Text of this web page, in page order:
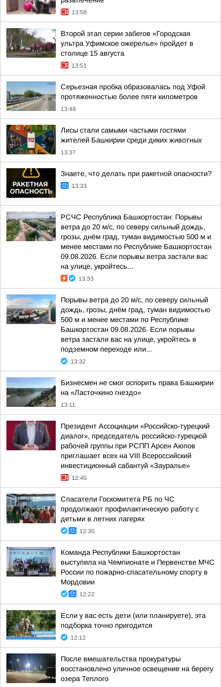
13:58
Второй этап серии забегов «Городская
ультра Уфимское ожерелье» пройдет в
столице 15 августа
13:51
Серьезная пробка образовалась под Уфой
протяженностью более пяти километров
13:48
Лисы стали самыми частыми гостями
жителей Башкирии среди диких животных
13:37
Знаете, что делать при ракетной опасности?
13:33
РСЧС Республика Башкортостан: Порывы
ветра до 20 м/с, по северу сильный дождь,
грозы, днём град, туман видимостью 500 м и
менее местами по Республике Башкортостан
09.08.2026. Если порывы ветра застали вас
на улице, укройтесь...
13:33
Порывы ветра до 20 м/с, по северу сильный
дождь, грозы, днём град, туман видимостью
500 м и менее местами по Республике
Башкортостан 09.08.2026. Если порывы
ветра застали вас на улице, укройтесь в
подземном переходе или...
13:32
Бизнесмен не смог оспорить права Башкирии
на «Ласточкино гнездо»
13:11
Президент Ассоциации «Российско-турецкий
диалог», председатель российско-турецкой
рабочей группы при РСПП Арсен Аюпов
приглашает всех на VIII Всероссийский
инвестиционный сабантуй «Зауралье»
12:40
Спасатели Госкомитета РБ по ЧС
продолжают профилактическую работу с
детьми в летних лагерях
12:30
Команда Республики Башкортостан
выступила на Чемпионате и Первенстве МЧС
России по пожарно-спасательному спорту в
Мордовии
12:22
Если у вас есть дети (или планируете), эта
подборка точно пригодится
12:12
После вмешательства прокуратуры
восстановлено уличное освещение на берегу
озера Теплого